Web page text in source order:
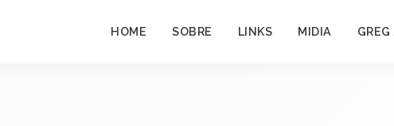
HOME SOBRE LINKS MIDIA